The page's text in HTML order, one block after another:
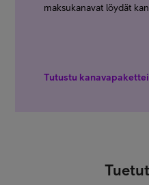
maksukanavat löydät
Tutustu